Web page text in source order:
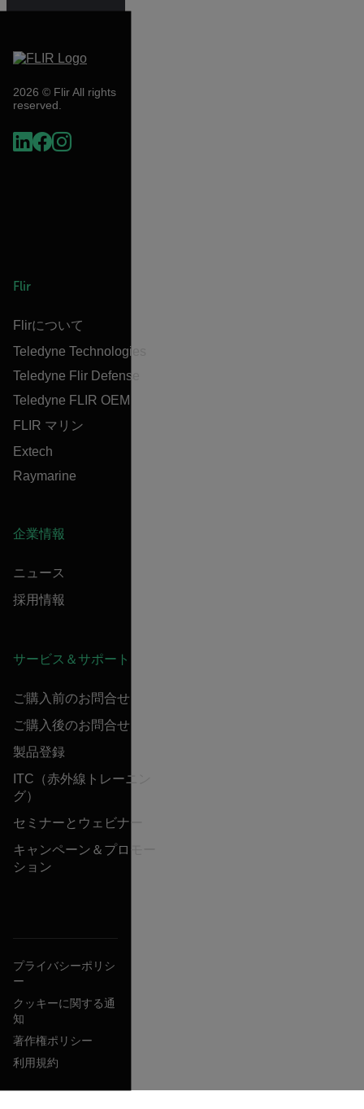
2026 © Flir All rights
reserved.
Flir
Flirについて
Teledyne Technologies
Teledyne Flir Defense
Teledyne FLIR OEM
FLIR マリン
Extech
Raymarine
企業情報
ニュース
採用情報
サービス＆サポート
ご購入前のお問合せ
ご購入後のお問合せ
製品登録
ITC（赤外線トレーニン
グ）
セミナーとウェビナー
キャンペーン＆プロモー
ション
プライバシーポリシ
ー
クッキーに関する通
知
著作権ポリシー
利用規約